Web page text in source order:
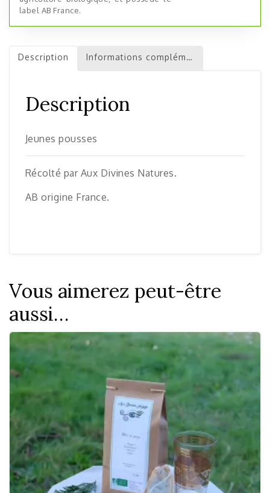
label AB France.
Description Informations complémentaires
Description
Jeunes pousses
Récolté par Aux Divines Natures.
AB origine France.
Vous aimerez peut-être
aussi…